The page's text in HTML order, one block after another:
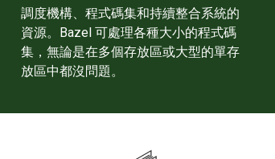
調度機構、程式碼集和持續整合系統的
資源。Bazel 可處理各種大小的程式碼
集，無論是在多個存放區或大型的單存
放區中都沒問題。